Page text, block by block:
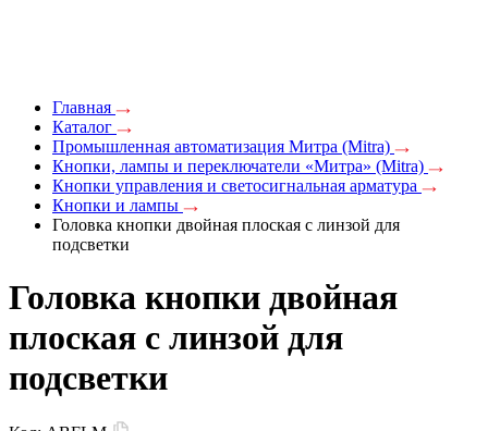
Главная
Каталог
Промышленная автоматизация Митра (Mitra)
Кнопки, лампы и переключатели «Митра» (Mitra)
Кнопки управления и светосигнальная арматура
Кнопки и лампы
Головка кнопки двойная плоская с линзой для
подсветки
Головка кнопки двойная
плоская с линзой для
подсветки